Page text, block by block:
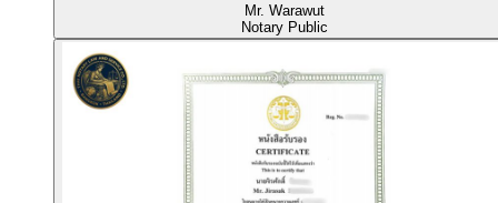
Mr. Warawut
Notary Public